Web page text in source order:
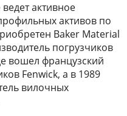
активное
активов по
Baker Material
погрузчиков
вошел французский
Fenwick, а в 1989
вилочных